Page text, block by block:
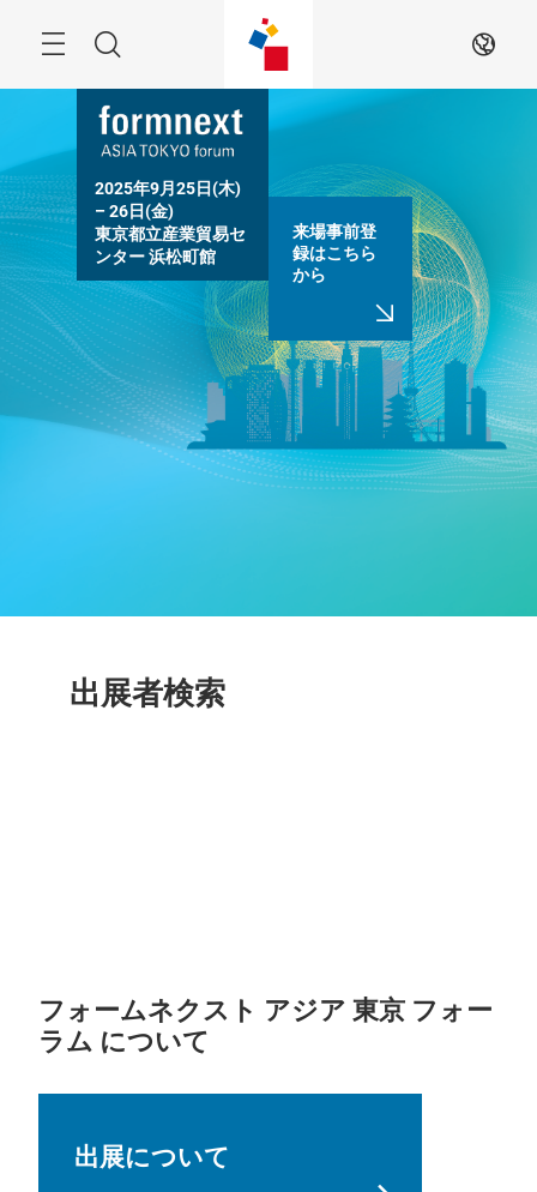
Search JA
2025年9月25日(木)
– 26日(金)
東京都立産業貿易セ
ンター 浜松町館
来場事前登
録はこちら
から
出展者検索
フォームネクスト アジア 東京 フォー
ラム について
出展について